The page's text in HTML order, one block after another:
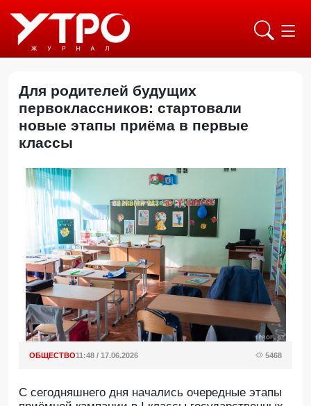
Для родителей будущих
первоклассников: стартовали
новые этапы приёма в первые
классы
ОБЩЕСТВО11:48 / 17.06.2026 5468
С сегодняшнего дня начались очередные этапы